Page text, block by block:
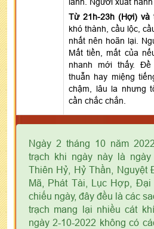
Từ 21h-23h (Hợi) và
khó thành, cầu lộc,
nhất nên hoãn lại.
Mất tiền, mất của
nhanh mới thấy.
thuẫn hay miệng
chậm, lâu la nhưng
cần chắc chắn.
Ngày 2 tháng 10 năm
trạch khi ngày này là
Thiên Hỷ, Hỷ Thần,
Mã, Phát Tài, Lục Hợp, Đại
chiếu ngày, đây đều là các
trạch mang lại nhiều cát
ngày 2-10-2022 không có